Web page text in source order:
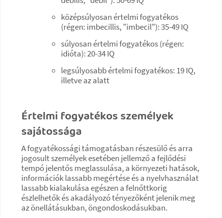
középsúlyosan értelmi fogyatékos
(régen: imbecillis, "imbecil"): 35-49 IQ
súlyosan értelmi fogyatékos (régen:
idióta): 20-34 IQ
legsúlyosabb értelmi fogyatékos: 19 IQ,
illetve az alatt
Értelmi fogyatékos személyek
sajátossága
A fogyatékossági támogatásban részesülő és arra
jogosult személyek esetében jellemző a fejlődési
tempó jelentős meglassulása, a környezeti hatások,
információk lassabb megértése és a nyelvhasználat
lassabb kialakulása egészen a felnőttkorig
észlelhetők és akadályozó tényezőként jelenik meg
az önellátásukban, öngondoskodásukban.